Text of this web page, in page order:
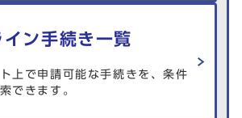
イン手続き一覧
上で申請可能な手続きを、条件
できます。